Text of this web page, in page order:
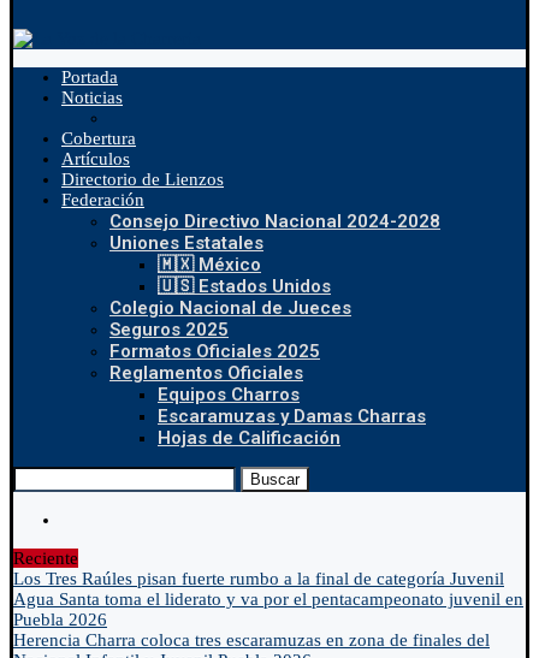
Portada
Noticias
Cobertura
Artículos
Directorio de Lienzos
Federación
Consejo Directivo Nacional 2024-2028
Uniones Estatales
🇲🇽 México
🇺🇸 Estados Unidos
Colegio Nacional de Jueces
Seguros 2025
Formatos Oficiales 2025
Reglamentos Oficiales
Equipos Charros
Escaramuzas y Damas Charras
Hojas de Calificación
Buscar
Reciente
Los Tres Raúles pisan fuerte rumbo a la final de categoría Juvenil
Agua Santa toma el liderato y va por el pentacampeonato juvenil en
Puebla 2026
Herencia Charra coloca tres escaramuzas en zona de finales del